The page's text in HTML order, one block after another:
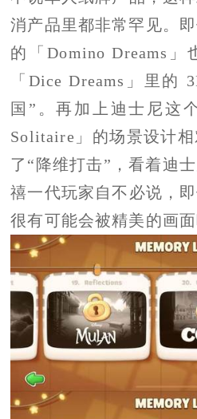
消产品里都非常罕见。
的「Domino Dreams
「Dice Dreams」里的
国”。再加上迪士尼这
Solitaire」的场景设计
了“降维打击”，看着迪
禧一代玩家自不必说，
很有可能会被精美的画面